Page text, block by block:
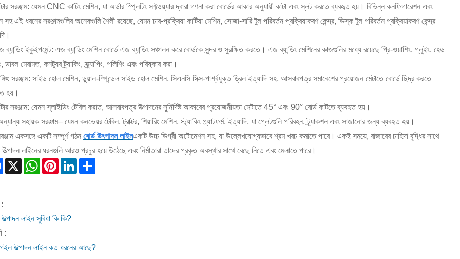
সরঞ্জাম: যেমন CNC কাটিং মেশিন, যা অর্ডার স্প্লিটিং সফ্টওয়্যার দ্বারা গণনা করা বোর্ডের আকার অনুযায়ী কাটা এবং স্লট করতে ব্যবহৃত হয়। বিভিন্ন কনফিগারেশন এবং
সহ এই ধরনের সরঞ্জামগুলির অনেকগুলি শৈলী রয়েছে, যেমন চার-প্রক্রিয়া কাটিয়া মেশিন, সোজা-সারি টুল পরিবর্তন প্রক্রিয়াকরণ কেন্দ্র, ডিস্ক টুল পরিবর্তন প্রক্রিয়াকরণ কেন্দ্র
ইকুইপমেন্ট: এজ ব্যান্ডিং মেশিন বোর্ডে এজ ব্যান্ডিং সঞ্চালন করে বোর্ডকে সুন্দর ও সুরক্ষিত করতে। এজ ব্যান্ডিং মেশিনের কাজগুলির মধ্যে রয়েছে প্রি-ওয়াশিং, গ্লুইং, হেড
ডাবল মেরামত, কনট্যুর ট্র্যাকিং, স্ক্র্যাপিং, পলিশিং এবং পরিষ্কার করা।
সরঞ্জাম: সাইড হোল মেশিন, ডুয়াল-স্পিন্ডেল সাইড হোল মেশিন, সিএনসি সিক্স-পার্শ্বযুক্ত ড্রিল ইত্যাদি সহ, আসবাবপত্র সমাবেশের প্রয়োজন মেটাতে বোর্ডে ছিদ্র করতে
হয়।
সরঞ্জাম: যেমন স্লাইডিং টেবিল করাত, আসবাবপত্র উত্পাদনের সুনির্দিষ্ট আকারের প্রয়োজনীয়তা মেটাতে 45° এবং 90° বোর্ড কাটতে ব্যবহৃত হয়।
সহায়ক সরঞ্জাম– যেমন কনভেয়র টেবিল, ট্রাক্টর, শিয়ারিং মেশিন, স্ট্যাকিং প্ল্যাটফর্ম, ইত্যাদি, যা প্লেটগুলি পরিবহন, ট্র্যাকশন এবং সাজানোর জন্য ব্যবহৃত হয়।
একসঙ্গে একটি সম্পূর্ণ গঠন বোর্ড উৎপাদন লাইনএকটি উচ্চ ডিগ্রী অটোমেশন সহ, যা উল্লেখযোগ্যভাবে শ্রম খরচ কমাতে পারে। একই সময়ে, বাজারের চাহিদা বৃদ্ধির সাথে
উত্পাদন লাইনের ধরনগুলি আরও প্রচুর হয়ে উঠেছে এবং নির্মাতারা তাদের প্রকৃত অবস্থার সাথে বেছে নিতে এবং মেলাতে পারে।
Facebook
X WhatsAppPinterestLinkedIn
লাইন সুবিধা কি কি?
:
উত্পাদন লাইন কত ধরনের আছে?